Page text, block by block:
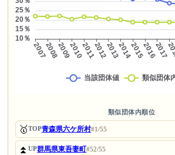
類似団体内順位
🥇TOP青森県六ケ所村#1/55
⏫UP群馬県東吾妻町#52/55